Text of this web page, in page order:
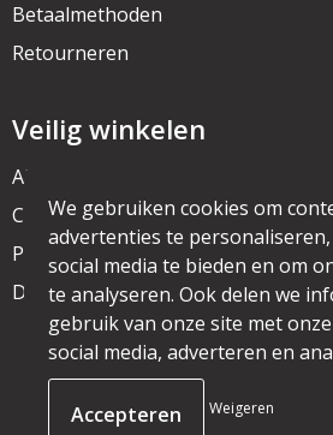
Betaalmethoden
Retourneren
Veilig winkelen
Algemene voorwaarden
Cookieverklaring
Privacyverklaring
Disclaimer
© Copyright
We gebruiken cookies om
advertenties te
social media te bieden en om
te analyseren. Ook delen we
gebruik van onze site met
social media, adverteren en
Weigeren